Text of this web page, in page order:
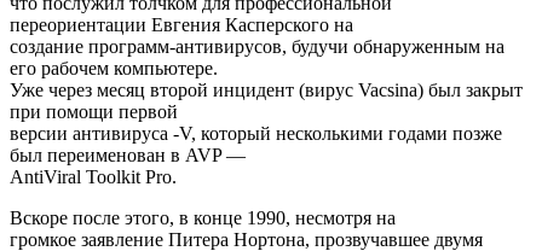
переориентации Евгения Касперского на
создание программ-антивирусов, будучи обнаруженным на
его рабочем компьютере.
Уже через месяц второй инцидент (вирус Vacsina) был закрыт
при помощи первой
версии антивируса -V, который несколькими годами позже
был переименован в AVP —
AntiViral Toolkit Pro.
Вскоре после этого, в конце 1990, несмотря на
громкое заявление Питера Нортона, прозвучавшее двумя